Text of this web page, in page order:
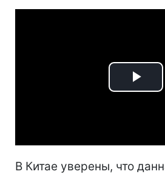
Play
В Китае уверены, что